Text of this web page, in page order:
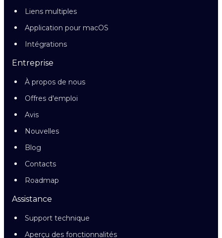
Liens multiples
Application pour macOS
Intégrations
Entreprise
À propos de nous
Offres d'emploi
Avis
Nouvelles
Blog
Contacts
Roadmap
Assistance
Support technique
Aperçu des fonctionnalités